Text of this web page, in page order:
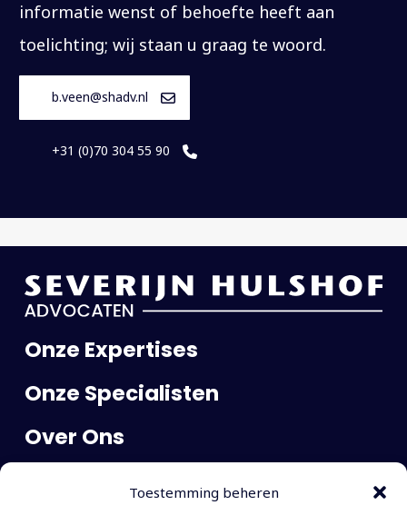
Toestemming beheren
informatie wenst of behoefte heeft aan
toelichting; wij staan u graag te woord.
b.veen@shadv.nl
+31 (0)70 304 55 90
Onze Expertises
Onze Specialisten
Over Ons